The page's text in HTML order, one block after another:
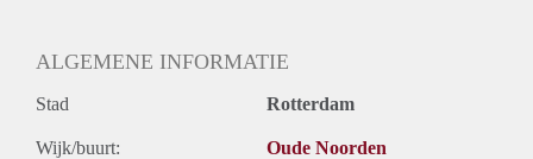
ALGEMENE INFORMATIE
Stad Rotterdam
Wijk/buurt: Oude Noorden